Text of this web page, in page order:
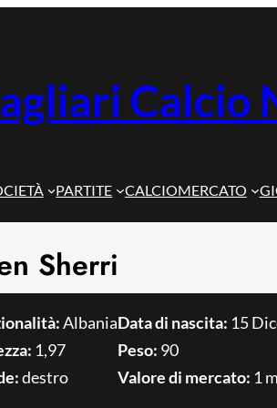
Calcio
PARTITE CALCIOMERCATO
Sherri
Albania
1,97
destro
Data di nascita: 15
Peso: 90
Valore di mercato: 1